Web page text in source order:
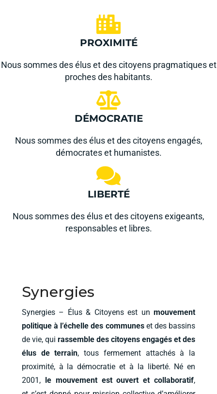
PROXIMITÉ
Nous sommes des élus et des citoyens pragmatiques et
proches des habitants.
DÉMOCRATIE
Nous sommes des élus et des citoyens engagés,
démocrates et humanistes.
LIBERTÉ
Nous sommes des élus et des citoyens exigeants,
responsables et libres.
Synergies
Synergies – Élus & Citoyens est unmouvement
politique à l’échelle des communeset des bassins
de vie, qui rassemble des citoyens engagés et des
élus de terrain, tous fermement attachés à la
proximité, à la démocratie et à la liberté. Né en
2001,
le mouvement est ouvert et collaboratif,